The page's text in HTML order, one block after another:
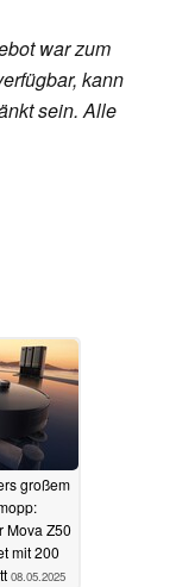
war zum
kann
sein. Alle
großem
Mova Z50
mit 200
08.05.2025